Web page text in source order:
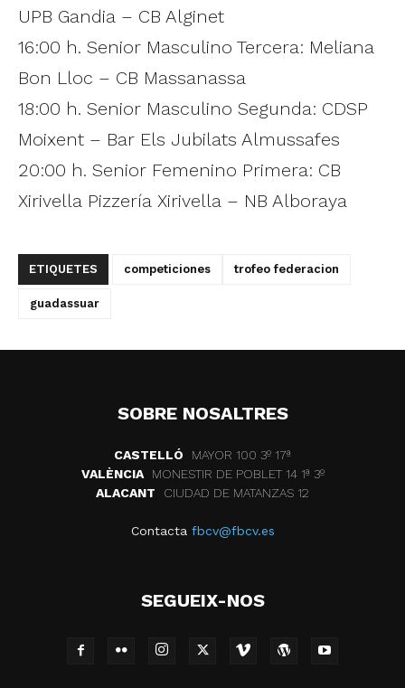
UPB Gandia – CB Alginet
16:00 h. Senior Masculino Tercera: Meliana
Bon Lloc – CB Massanassa
18:00 h. Senior Masculino Segunda: CDSP
Moixent – Bar Els Jubilats Almussafes
20:00 h. Senior Femenino Primera: CB
Xirivella Pizzería Xirivella – NB Alboraya
ETIQUETES competiciones trofeo federacion
guadassuar
SOBRE NOSALTRES
CASTELLÓ
MAYOR 100 3º 17ª
VALÈNCIA
MONESTIR DE POBLET 14 1ª 3º
ALACANT
CIUDAD DE MATANZAS 12
Contacta fbcv@fbcv.es
SEGUEIX-NOS